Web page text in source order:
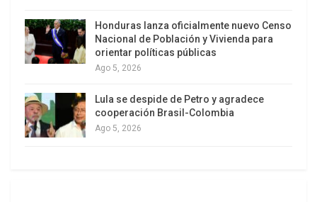
empresariales que se beneficiaron durante el
gobierno de Fujimori.
Honduras lanza oficialmente nuevo Censo
Nacional de Población y Vivienda para
orientar políticas públicas
Ago 5, 2026
Lula se despide de Petro y agradece
cooperación Brasil-Colombia
Ago 5, 2026